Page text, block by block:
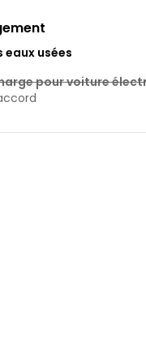
eaux usées
pour voiture